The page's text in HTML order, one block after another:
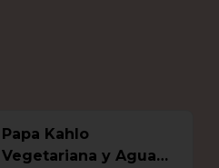
Papa Kahlo
Vegetariana y Agua